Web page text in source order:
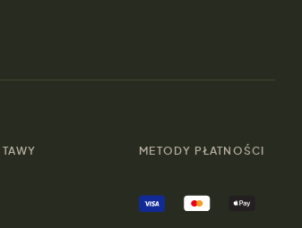
METODY PŁATNOŚCI